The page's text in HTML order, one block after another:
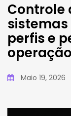
Controle
perfis e
Maio 19, 2026